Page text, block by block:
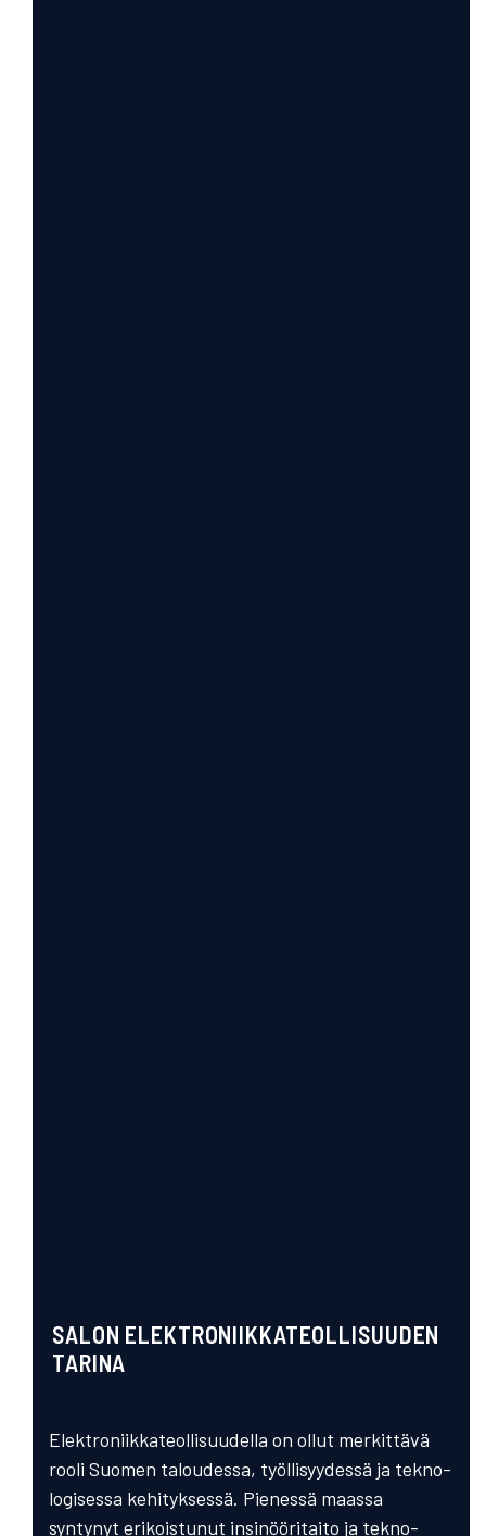
SALON ELEKTRONIIKKATEOLLISUUDEN
TARINA
Elektroniikka­teollisuudella on ollut merkittävä
rooli Suomen taloudessa, työllisyydessä ja tekno­
logisessa kehityk­sessä. Pienessä maassa
syntynyt erikoistunut insinööri­taito ja tekno­